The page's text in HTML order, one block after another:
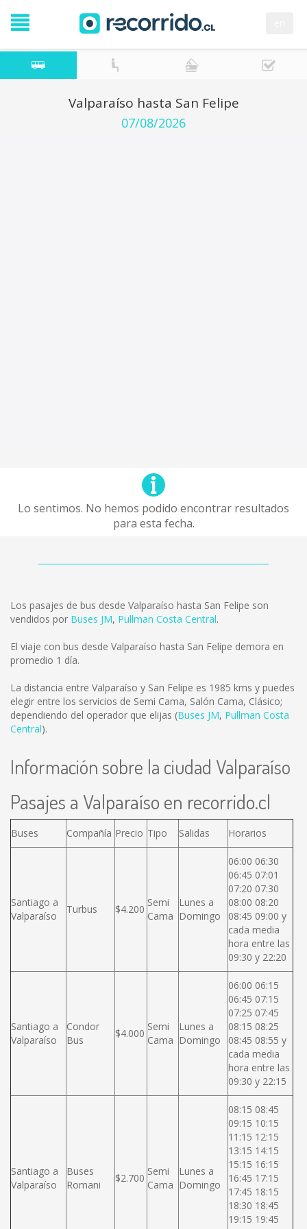
Valparaíso hasta San Felipe
07/08/2026
Lo sentimos. No hemos podido encontrar resultados
para esta fecha.
Los pasajes de bus desde Valparaíso hasta San Felipe son
vendidos por Buses JM, Pullman Costa Central.
El viaje con bus desde Valparaíso hasta San Felipe demora en
promedio 1 día.
La distancia entre Valparaíso y San Felipe es 1985 kms y puedes
elegir entre los servicios de Semi Cama, Salón Cama, Clásico;
dependiendo del operador que elijas (Buses JM, Pullman Costa
Central).
Información sobre la ciudad Valparaíso
Pasajes a Valparaíso en recorrido.cl
Buses Compañía Precio Tipo Salidas Horarios
Santiago a
Valparaíso
Turbus $4.200
Semi
Cama
Lunes a
Domingo
06:00 06:30
06:45 07:01
07:20 07:30
08:00 08:20
08:45 09:00 y
cada media
hora entre las
09:30 y 22:20
Santiago a
Valparaíso
Condor
Bus
$4.000
Semi
Cama
Lunes a
Domingo
06:00 06:15
06:45 07:15
07:25 07:45
08:15 08:25
08:45 08:55 y
cada media
hora entre las
09:30 y 22:15
Santiago a
Valparaíso
Buses
Romani
$2.700
Semi
Cama
Lunes a
Domingo
08:15 08:45
09:15 10:15
11:15 12:15
13:15 14:15
15:15 16:15
16:45 17:15
17:45 18:15
18:30 18:45
19:15 19:45